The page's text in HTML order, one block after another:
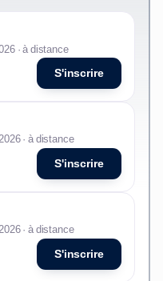
· à distance
S'inscrire
· à distance
S'inscrire
· à distance
S'inscrire